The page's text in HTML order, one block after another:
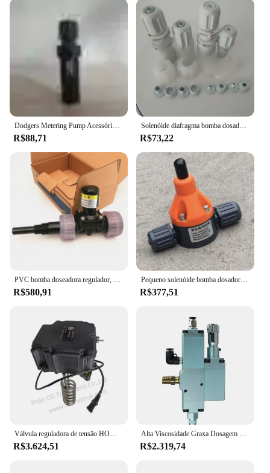
engineered to perform consistently, with minimal
leakage and a robust flow rate. Its adaptability
across different scenarios makes it an indispensable
tool for professionals who require a reliable dosing
solution in diverse settings.
Dodgers Metering Pump Acessórios, Válvula Inferior do Filtro, Dióxido de Cloro Gerador, Arca, Novo
R$88,71
Solenóide diafragma bomba dosadora, válvula de jato/válvula de injeção/conexão válvula de retenção, placa de circuito acessórios
R$73,22
PVC bomba doseadora regulador, válvula de retenção, alta qualidade solenóide, Back Pressure, novo, F109
R$580,91
Pequeno solenóide bomba dosadora, Dosagem Acessórios, Check Valve
R$377,51
Válvula reguladora de tensão HOWO-Ureia, Wg1034130181, Escala da bomba de ureia, Válvula dosadora para Sinotruk
R$3.624,51
Alta Viscosidade Graxa Dosagem Válvula, líquido Quantitative Dispensing Machine, 0.1G-25G, Garantia de Qualidade
R$2.319,74